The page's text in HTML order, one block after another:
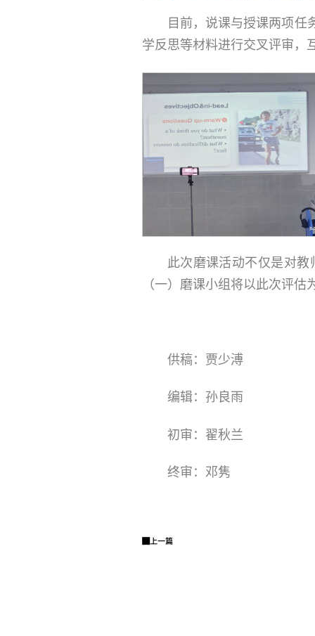
目前，说课与授课两项
学反思等材料进行交叉评审，
此次磨课活动不仅是对
（一）磨课小组将以此次评
供稿：贾少溥
编辑：孙良雨
初审：翟秋兰
终审：邓隽
上一篇